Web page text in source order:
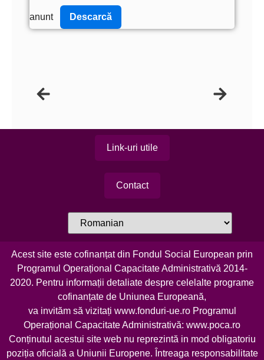
anunt Descarcă
Link-uri utile
Contact
Acest site este cofinanțat din Fondul Social European prin
Programul Operațional Capacitate Administrativă 2014-
2020. Pentru informații detaliate despre celelalte programe
cofinanțate de Uniunea Europeană,
va invităm să vizitați www.fonduri-ue.roProgramul
Operațional Capacitate Administrativă: www.poca.ro
Conținutul acestui site web nu reprezintă in mod obligatoriu
poziția oficială a Uniunii Europene. Întreaga responsabilitate